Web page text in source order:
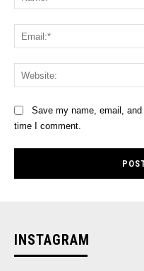
Save my name, email,
time I comment.
INSTAGRAM